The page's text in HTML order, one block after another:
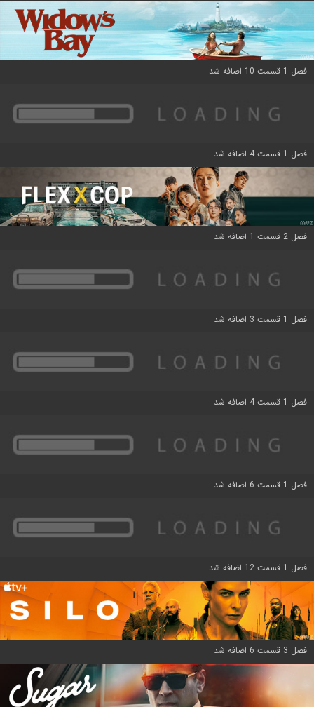
فصل 1 قسمت 10 اضافه شد
فصل 1 قسمت 4 اضافه شد
فصل 2 قسمت 1 اضافه شد
فصل 1 قسمت 3 اضافه شد
فصل 1 قسمت 4 اضافه شد
فصل 1 قسمت 6 اضافه شد
فصل 1 قسمت 12 اضافه شد
فصل 3 قسمت 6 اضافه شد